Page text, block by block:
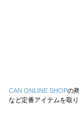
CAN ONLINE SHOPの
など定番アイテムを取